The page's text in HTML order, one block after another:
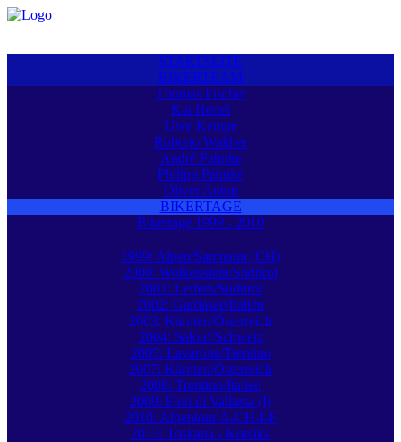
STARTSEITE
BIKERTEAM
Thomas Fischer
Kai Hertel
Uwe Kempe
Roberto Walther
André Pahnke
Philipp Pahnke
Oliver Anton
BIKERTAGE
Bikertage 1999 - 2010
1999: Alpen/Samnaun (CH)
2000: Wolkenstein/Südtirol
2001: Leifers/Südtirol
2002: Gardasee/Italien
2003: Kärnten/Österreich
2004: Salouf/Schweiz
2005: Lavarone/Trentino
2007: Kärnten/Österreich
2008: Trentino/Italien
2009: Foxi di Vallarsa (I)
2010: Alpentour A-CH-I-F
2013: Toskana - Korsika